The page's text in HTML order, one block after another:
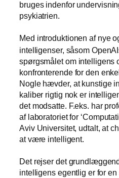
bruges indenfor
psykiatrien.
Med introduktionen af nye
intelligenser, såsom
spørgsmålet om intelligens
konfronterende for den
Nogle hævder, at kunstige
kaliber rigtig nok er
det modsatte. F.eks. har
af laboratoriet for
Aviv Universitet, udtalt, at
at være intelligent.
Det rejser det
intelligens egentlig er for